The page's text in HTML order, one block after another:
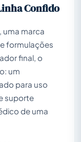
Confido
uma marca
formulações
final, o
um
para uso
suporte
de uma